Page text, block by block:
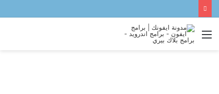
القائمة